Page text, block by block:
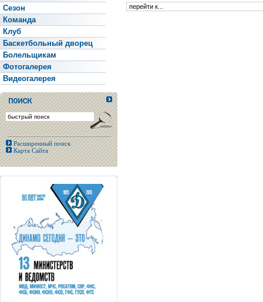
Сезон
Команда
Клуб
Баскетбольный дворец
Болельщикам
Фотогалерея
Видеогалерея
Расширенный поиск
Карта Сайта